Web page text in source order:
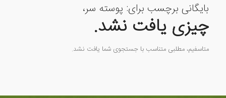
بایگانی برچسب برای: پوسته سر،
چیزی یافت نشد.
متاسفیم، مطلبی متناسب با جستجوی شما یافت نشد.